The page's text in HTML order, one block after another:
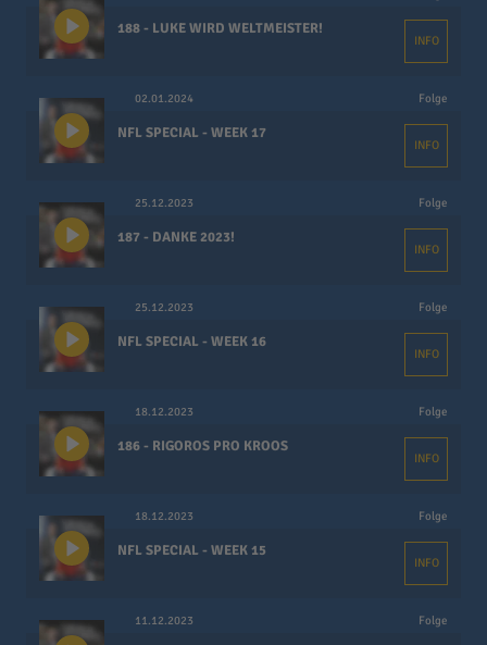
188 - LUKE WIRD WELTMEISTER!
INFO
02.01.2024 Folge
NFL SPECIAL - WEEK 17
INFO
25.12.2023 Folge
187 - DANKE 2023!
INFO
25.12.2023 Folge
NFL SPECIAL - WEEK 16
INFO
18.12.2023 Folge
186 - RIGOROS PRO KROOS
INFO
18.12.2023 Folge
NFL SPECIAL - WEEK 15
INFO
11.12.2023 Folge